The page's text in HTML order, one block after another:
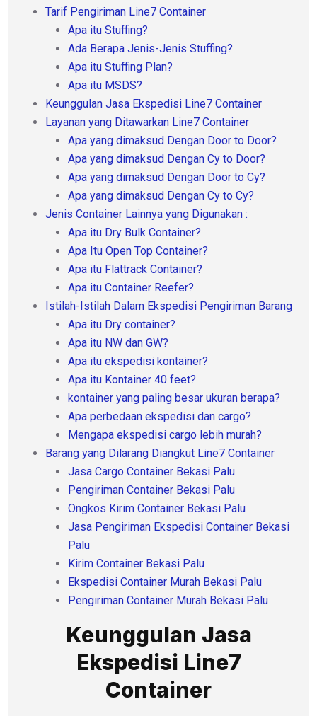
Tarif Pengiriman Line7 Container
Apa itu Stuffing?
Ada Berapa Jenis-Jenis Stuffing?
Apa itu Stuffing Plan?
Apa itu MSDS?
Keunggulan Jasa Ekspedisi Line7 Container
Layanan yang Ditawarkan Line7 Container
Apa yang dimaksud Dengan Door to Door?
Apa yang dimaksud Dengan Cy to Door?
Apa yang dimaksud Dengan Door to Cy?
Apa yang dimaksud Dengan Cy to Cy?
Jenis Container Lainnya yang Digunakan :
Apa itu Dry Bulk Container?
Apa Itu Open Top Container?
Apa itu Flattrack Container?
Apa itu Container Reefer?
Istilah-Istilah Dalam Ekspedisi Pengiriman Barang
Apa itu Dry container?
Apa itu NW dan GW?
Apa itu ekspedisi kontainer?
Apa itu Kontainer 40 feet?
kontainer yang paling besar ukuran berapa?
Apa perbedaan ekspedisi dan cargo?
Mengapa ekspedisi cargo lebih murah?
Barang yang Dilarang Diangkut Line7 Container
Jasa Cargo Container Bekasi Palu
Pengiriman Container Bekasi Palu
Ongkos Kirim Container Bekasi Palu
Jasa Pengiriman Ekspedisi Container Bekasi
Palu
Kirim Container Bekasi Palu
Ekspedisi Container Murah Bekasi Palu
Pengiriman Container Murah Bekasi Palu
Keunggulan Jasa
Ekspedisi Line7
Container